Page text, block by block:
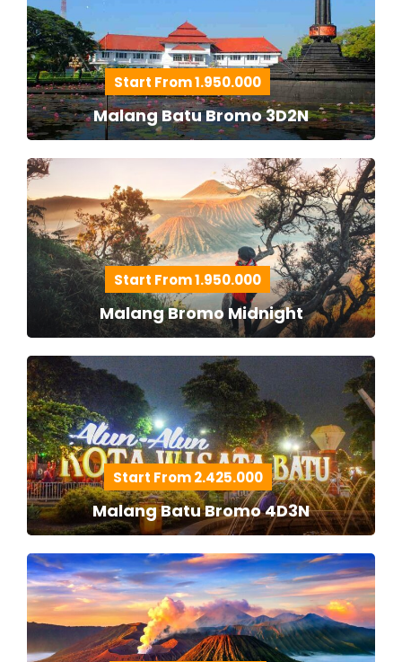
Start From 1.950.000
Malang Batu Bromo 3D2N
Start From 1.950.000
Malang Bromo Midnight
Start From 2.425.000
Malang Batu Bromo 4D3N